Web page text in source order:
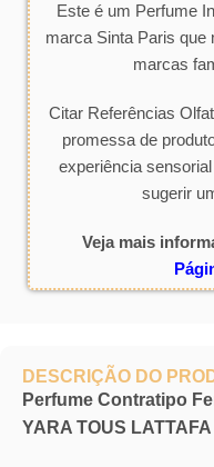
Este é um Perfume
marca Sinta Paris que
marcas
Citar Referências
promessa de
experiência
sugerir
Veja mais
DESCRIÇÃO DO
Perfume Contratipo
YARA TOUS